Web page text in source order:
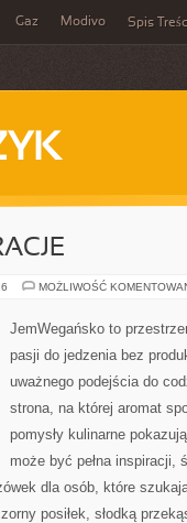
Gaz Modivo Spis
MOŻLIWOŚĆ
JemWegańsko to
pasji do jedzenia bez
uważnego podejścia do
strona, na której aromat
pomysły kulinarne
może być pełna inspiracji,
dla osób, które
posiłek, słodką